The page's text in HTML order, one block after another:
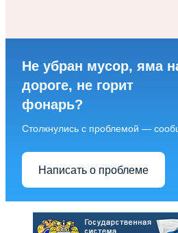
Не убран мусор, яма
дороге, не горит
фонарь?
Столкнулись с проблемой —
Написать о проблеме